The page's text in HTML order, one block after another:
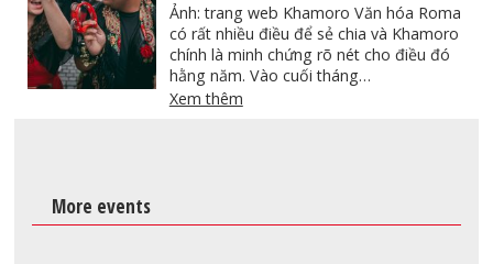
Ảnh: trang web Khamoro Văn hóa Roma
có rất nhiều điều để sẻ chia và Khamoro
chính là minh chứng rõ nét cho điều đó
hằng năm. Vào cuối tháng…
Xem thêm
More events